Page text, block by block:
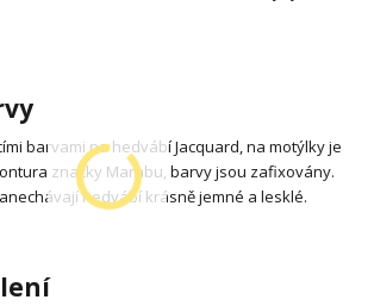
barvami na hedvábí Jacquard, na motýlky je
značky Marabu, barvy jsou zafixovány.
hedvábí krásně jemné a lesklé.